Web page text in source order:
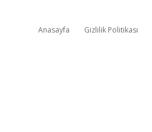
Anasayfa Gizlilik Politikası